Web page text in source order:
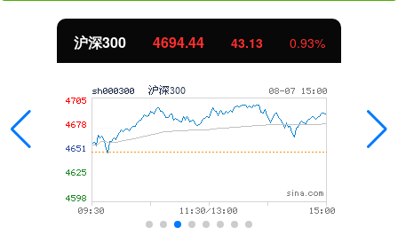
4694.44 43.13 0.93%